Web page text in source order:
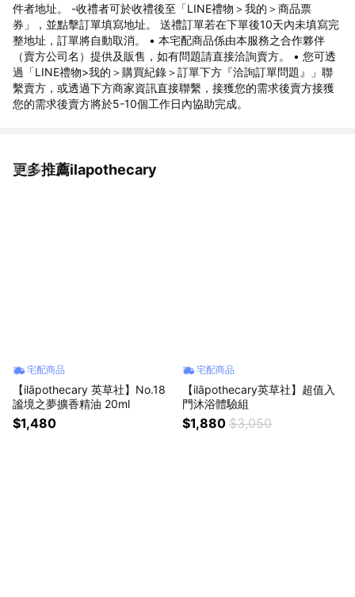
件者地址。 -收禮者可於收禮後至「LINE禮物＞我的＞商品票
券」，並點擊訂單填寫地址。 送禮訂單若在下單後10天內未填寫完
整地址，訂單將自動取消。 • 本宅配商品係由本服務之合作夥伴
（賣方公司名）提供及販售，如有問題請直接洽詢賣方。 • 您可透
過「LINE禮物>我的＞購買紀錄＞訂單下方『洽詢訂單問題』」聯
繫賣方，或透過下方商家資訊直接聯繫，接獲您的需求後賣方接獲
您的需求後賣方將於5-10個工作日內協助完成。
更多推薦ilapothecary
看更多
宅配商品
【ilāpothecary 英草社】No.18
謐境之夢擴香精油 20ml
$1,480
宅配商品
【ilāpothecary英草社】超值入
門沐浴體驗組
$1,880 $3,050